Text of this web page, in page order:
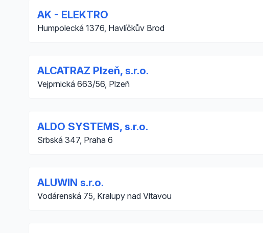
AK - ELEKTRO
Humpolecká 1376, Havlíčkův Brod
ALCATRAZ Plzeň, s.r.o.
Vejprnická 663/56, Plzeň
ALDO SYSTEMS, s.r.o.
Srbská 347, Praha 6
ALUWIN s.r.o.
Vodárenská 75, Kralupy nad Vltavou